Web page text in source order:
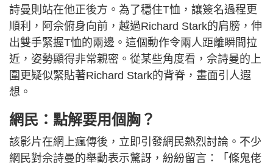
詩曼則站在他正後方。為了穩住T恤，讓簽名過程更
順利，阿佘俯身向前，越過Richard Stark的肩膀，伸
出雙手緊握T恤的兩邊。這個動作令兩人距離瞬間拉
近，姿勢顯得非常親密。從某些角度看，佘詩曼的上
圍更疑似緊貼著Richard Stark的背脊，畫面引人遐
想。
網民：點解要用個胸？
該影片在網上瘋傳後，立即引發網民熱烈討論。不少
網民對佘詩曼的舉動表示驚訝，紛紛留言：「條鬼佬